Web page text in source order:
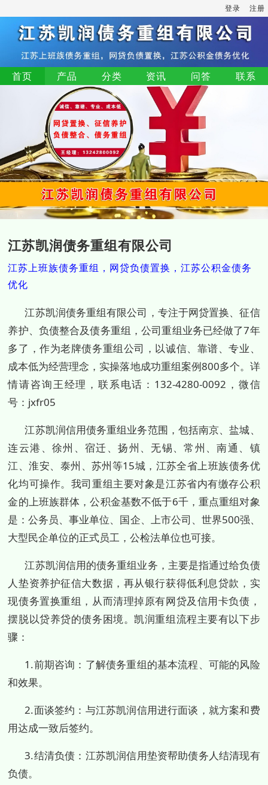
登录 注册
首页 产品 分类 资讯 问答 联系
江苏凯润债务重组有限公司
江苏上班族债务重组，网贷负债置换，江苏公积金债务
优化
江苏凯润债务重组有限公司，专注于网贷置换、征信
养护、负债整合及债务重组，公司重组业务已经做了7年
多了，作为老牌债务重组公司，以诚信、靠谱、专业、
成本低为经营理念，实操落地成功重组案例800多个。详
情请咨询王经理，联系电话：132-4280-0092，微信
号：jxfr05
江苏凯润信用债务重组业务范围，包括南京、盐城、
连云港、徐州、宿迁、扬州、无锡、常州、南通、镇
江、淮安、泰州、苏州等15城，江苏全省上班族债务优
化均可操作。我司重组主要对象是江苏省内有缴存公积
金的上班族群体，公积金基数不低于6千，重点重组对象
是：公务员、事业单位、国企、上市公司、世界500强、
大型民企单位的正式员工，公检法单位也可接。
江苏凯润信用的债务重组业务，主要是指通过给负债
人垫资养护征信大数据，再从银行获得低利息贷款，实
现债务置换重组，从而清理掉原有网贷及信用卡负债，
摆脱以贷养贷的债务困境。凯润重组流程主要有以下步
骤：
1.前期咨询：了解债务重组的基本流程、可能的风险
和效果。
2.面谈签约：与江苏凯润信用进行面谈，就方案和费
用达成一致后签约。
3.结清负债：江苏凯润信用垫资帮助债务人结清现有
负债。